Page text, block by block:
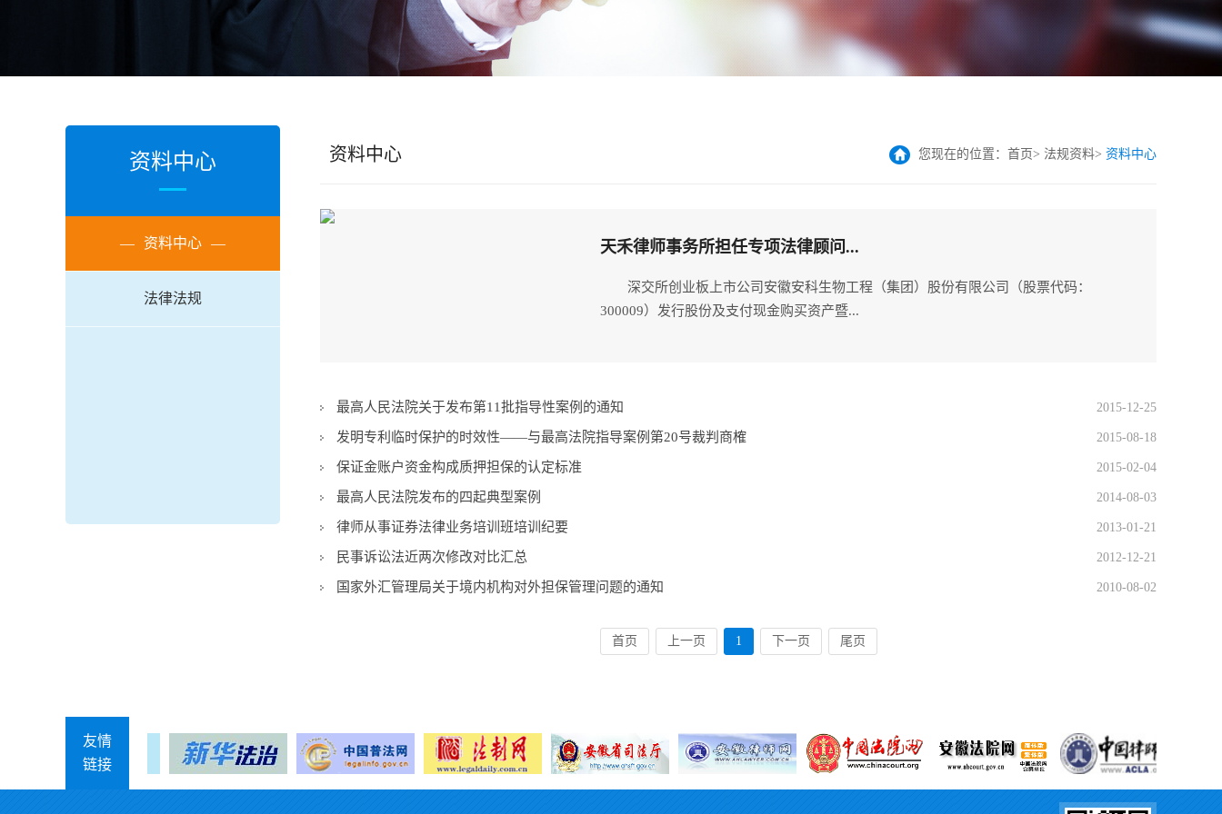
资料中心
— 资料中心 —
法律法规
资料中心 您现在的位置： 首页> 法规资料> 资料中心
天禾律师事务所担任专项法律顾问...
深交所创业板上市公司安徽安科生物工程（集团）股份有限公司（股票代码：
300009）发行股份及支付现金购买资产暨...
2015-12-25
最高人民法院关于发布第11批指导性案例的通知
2015-08-18
发明专利临时保护的时效性——与最高法院指导案例第20号裁判商榷
2015-02-04
保证金账户资金构成质押担保的认定标准
2014-08-03
最高人民法院发布的四起典型案例
2013-01-21
律师从事证券法律业务培训班培训纪要
2012-12-21
民事诉讼法近两次修改对比汇总
2010-08-02
国家外汇管理局关于境内机构对外担保管理问题的通知
首页 上一页 1 下一页 尾页
友情
链接